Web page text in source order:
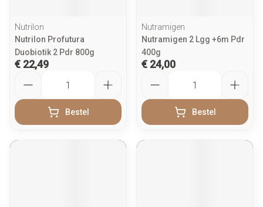
Nutrilon
Nutrilon Profutura
Duobiotik 2 Pdr 800g
€ 22,49
Bestel
Nutramigen
Nutramigen 2 Lgg +6m Pdr
400g
€ 24,00
Bestel